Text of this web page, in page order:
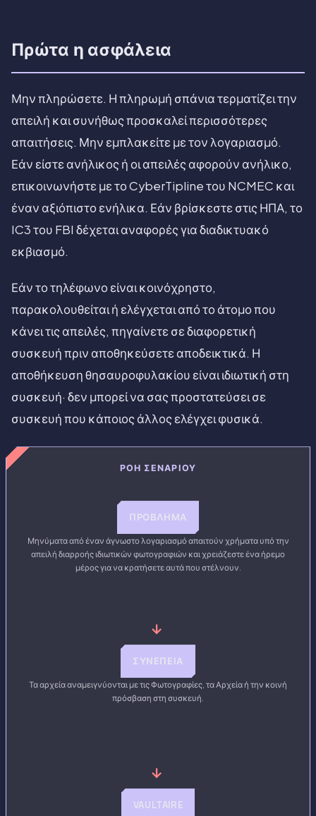
Πρώτα η ασφάλεια
Μην πληρώσετε. Η πληρωμή σπάνια τερματίζει την
απειλή και συνήθως προσκαλεί περισσότερες
απαιτήσεις. Μην εμπλακείτε με τον λογαριασμό.
Εάν είστε ανήλικος ή οι απειλές αφορούν ανήλικο,
επικοινωνήστε με το CyberTipline του NCMEC και
έναν αξιόπιστο ενήλικα. Εάν βρίσκεστε στις ΗΠΑ, το
IC3 του FBI δέχεται αναφορές για διαδικτυακό
εκβιασμό.
Εάν το τηλέφωνο είναι κοινόχρηστο,
παρακολουθείται ή ελέγχεται από το άτομο που
κάνει τις απειλές, πηγαίνετε σε διαφορετική
συσκευή πριν αποθηκεύσετε αποδεικτικά. Η
αποθήκευση θησαυροφυλακίου είναι ιδιωτική στη
συσκευή· δεν μπορεί να σας προστατεύσει σε
συσκευή που κάποιος άλλος ελέγχει φυσικά.
ΡΟΉ ΣΕΝΑΡΊΟΥ
ΠΡΌΒΛΗΜΑ
Μηνύματα από έναν άγνωστο λογαριασμό απαιτούν χρήματα υπό την
απειλή διαρροής ιδιωτικών φωτογραφιών και χρειάζεστε ένα ήρεμο
μέρος για να κρατήσετε αυτά που στέλνουν.
→
ΣΥΝΈΠΕΙΑ
Τα αρχεία αναμειγνύονται με τις Φωτογραφίες, τα Αρχεία ή την κοινή
πρόσβαση στη συσκευή.
→
VAULTAIRE